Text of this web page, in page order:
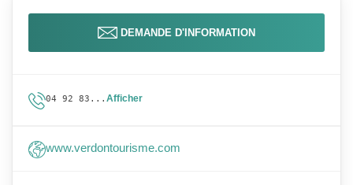
DEMANDE D'INFORMATION
04 92 83... Afficher
www.verdontourisme.com